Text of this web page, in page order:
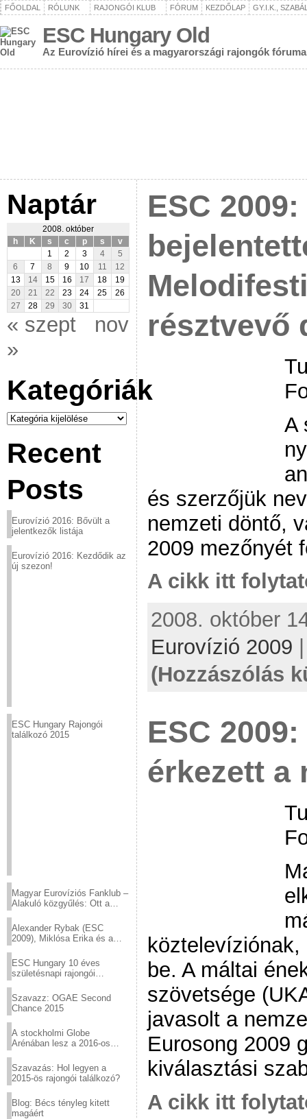
FŐOLDAL RÓLUNK RAJONGÓI KLUB FÓRUM KEZDŐLAP GY.I.K.,
ESC Hungary Old
Az Eurovízió hírei és a magyarországi rajongók fóruma
Naptár
2008. október
h
K s c p s
v
1
2 3 4
5
6
7 8 9 10 11
12
13
14 15 16 17 18
19
20
21 22 23 24 25
26
27
28 29 30 31
« szept
nov
»
Kategóriák
Kategóriák
Recent
Posts
Eurovízió 2016: Bővült a
jelentkezők listája
Eurovízió 2016: Kezdődik az
új szezon!
ESC Hungary Rajongói
találkozó 2015
Magyar Eurovíziós Fanklub –
Alakuló közgyűlés: Ott a
Alexander Rybak (ESC
2009), Miklósa Erika és a
sztárjai a Margitszigeten
ESC Hungary 10 éves
születésnapi rajongói
Szavazz: OGAE Second
Chance 2015
A stockholmi Globe
Arénában lesz a 2016-os
Szavazás: Hol legyen a
2015-ös rajongói találkozó?
Blog: Bécs tényleg kitett
magáért
ESC
résztvevő
A
és szerzőjük
nemzeti döntő,
2009 mezőnyét
A cikk itt
2008. október
Eurovízió 2009
(Hozzászólás
ESC
érkezett a
be. A máltai
szövetsége
javasolt a
Eurosong 2009
kiválasztási
A cikk itt